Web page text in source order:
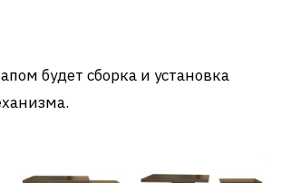
будет сборка и установка